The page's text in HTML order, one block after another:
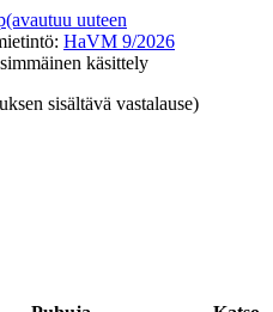
(avautuu uuteen
: HaVM 9/2026
käsittely
sisältävä vastalause)